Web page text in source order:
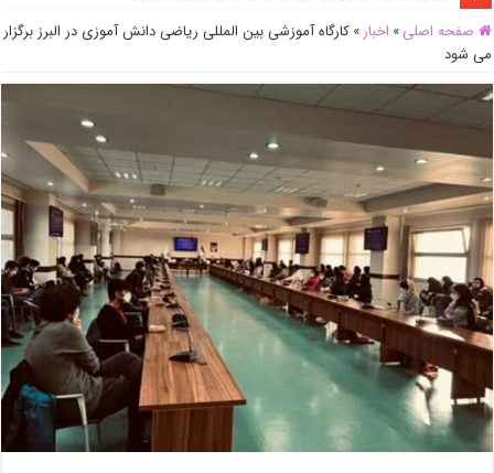
صفحه اصلی » اخبار » کارگاه آموزشی بین المللی ریاضی دانش آموزی در البرز برگزار
می شود